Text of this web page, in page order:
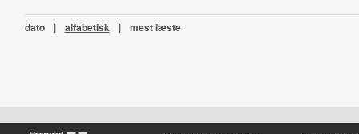
dato | alfabetisk | mest læste